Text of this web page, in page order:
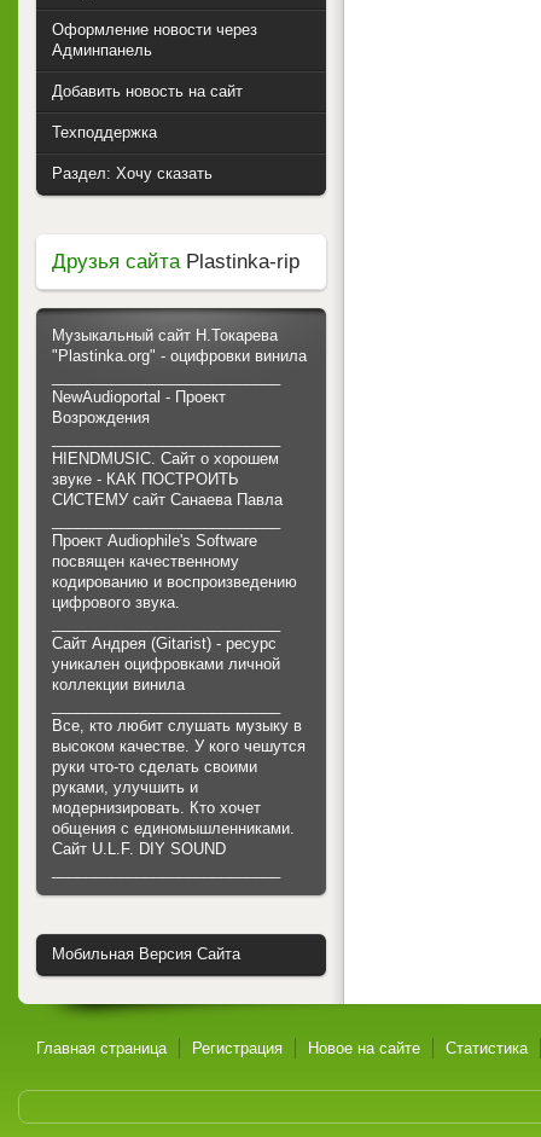
Оформление новости через
Админпанель
Добавить новость на сайт
Техподдержка
Раздел: Хочу сказать
Друзья сайтаPlastinka-rip
Музыкальный сайт Н.Токарева
"Plastinka.org" - оцифровки винила
NewAudioportal - Проект
Возрождения
HIENDMUSIC. Сайт о хорошем
звуке - КАК ПОСТРОИТЬ
СИСТЕМУ сайт Санаева Павла
Проект Audiophile's Software
посвящен качественному
кодированию и воспроизведению
цифрового звука.
Сайт Андрея (Gitarist) - ресурс
уникален оцифровками личной
коллекции винила
Все, кто любит слушать музыку в
высоком качестве. У кого чешутся
руки что-то сделать своими
руками, улучшить и
модернизировать. Кто хочет
общения с единомышленниками.
Cайт U.L.F. DIY SOUND
Мобильная Версия Сайта
Главная страница Регистрация Новое на сайте Статистика